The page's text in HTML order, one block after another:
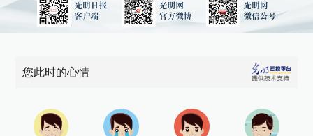
您此时的心情